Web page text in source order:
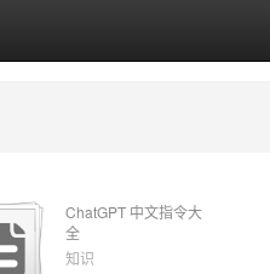
ChatGPT 中⽂指令⼤
全
知识